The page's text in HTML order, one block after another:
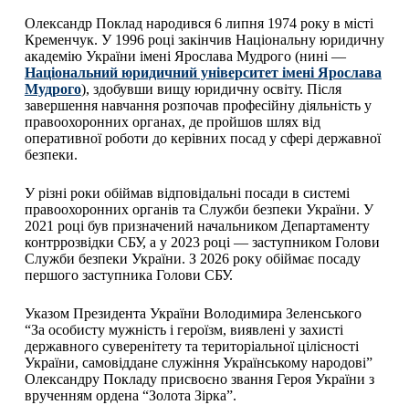
Олександр Поклад народився 6 липня 1974 року в місті
Кременчук. У 1996 році закінчив Національну юридичну
академію України імені Ярослава Мудрого (нині —
Національний юридичний університет імені Ярослава
Мудрого), здобувши вищу юридичну освіту. Після
завершення навчання розпочав професійну діяльність у
правоохоронних органах, де пройшов шлях від
оперативної роботи до керівних посад у сфері державної
безпеки.
У різні роки обіймав відповідальні посади в системі
правоохоронних органів та Служби безпеки України. У
2021 році був призначений начальником Департаменту
контррозвідки СБУ, а у 2023 році — заступником Голови
Служби безпеки України. З 2026 року обіймає посаду
першого заступника Голови СБУ.
Указом Президента України Володимира Зеленського
“За особисту мужність і героїзм, виявлені у захисті
державного суверенітету та територіальної цілісності
України, самовіддане служіння Українському народові”
Олександру Покладу присвоєно звання Героя України з
врученням ордена “Золота Зірка”.